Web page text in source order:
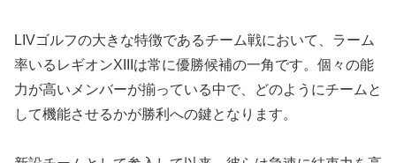
LIVゴルフの大きな特徴であるチーム戦において、ラーム
率いるレギオンXIIIは常に優勝候補の一角です。個々の能
力が高いメンバーが揃っている中で、どのようにチームと
して機能させるかが勝利への鍵となります。